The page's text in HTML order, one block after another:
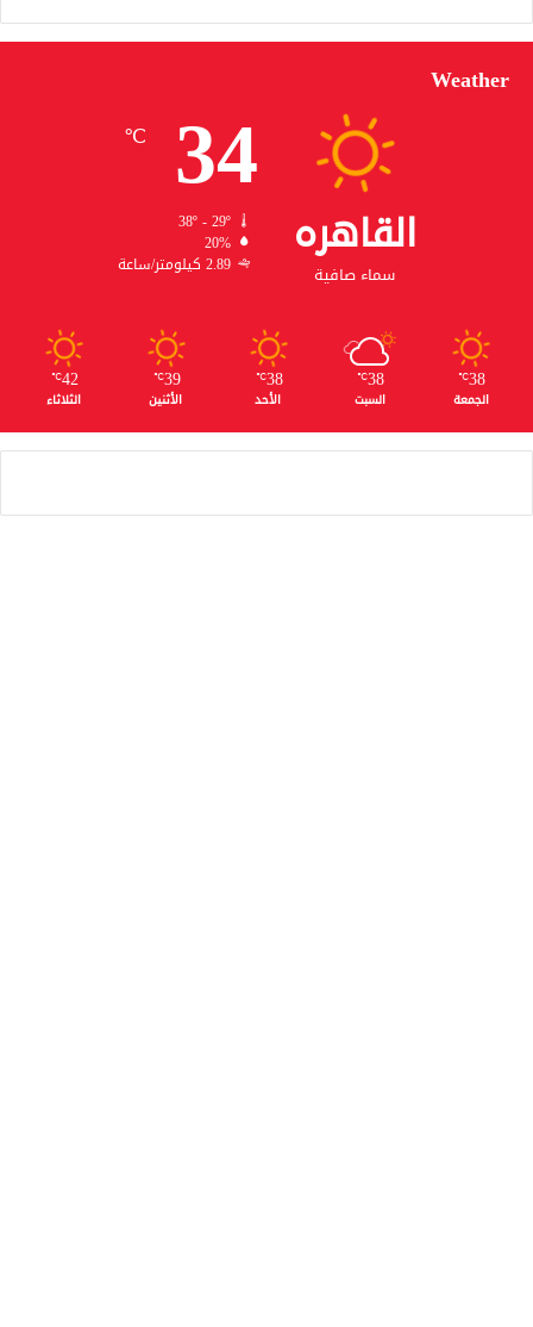
Weather
القاهره
سماء صافية
34
℃
38º - 29º
20%
2.89 كيلومتر/ساعة
38
℃
الجمعة
38
℃
السبت
38
℃
الأحد
39
℃
الأثنين
42
℃
الثلاثاء